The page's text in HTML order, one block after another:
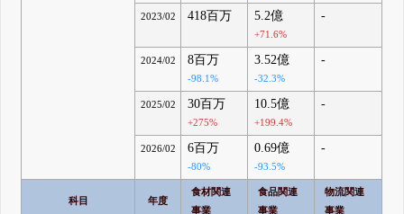
2023/02 418百万 5.2億
+71.6%
-
2024/02 8百万
-98.1%
3.52億
-32.3%
-
2025/02 30百万
+275%
10.5億
+199.4%
-
2026/02 6百万
-80%
0.69億
-93.5%
-
科目 年度
食材関連
事業
食品関連
事業
物流関連
事業